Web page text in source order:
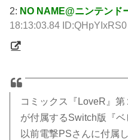
2: NO NAME@ニンテンド
18:13:03.84 ID:QHpYIxRS0
コミックス『LoveR』
が付属するSwitch版『ベ
以前電撃PSさんに付属